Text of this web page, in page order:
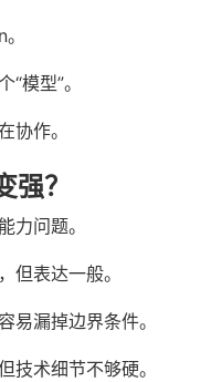
模型”。
协作。
？
力问题。
但表达一般。
易漏掉边界条件。
技术细节不够硬。